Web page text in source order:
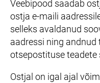
Veebipood saadab
ostja e-maili
selleks avaldanud
aadressi ning
otsepostituse teadete
Ostjal on igal ajal